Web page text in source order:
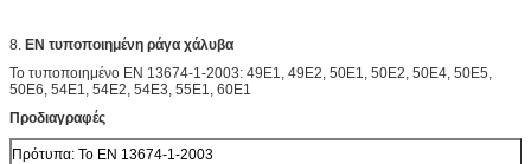
8. EN τυποποιημένη ράγα χάλυβα
Το τυποποιημένο EN 13674-1-2003: 49E1, 49E2, 50E1, 50E2, 50E4, 50E5,
50E6, 54E1, 54E2, 54E3, 55E1, 60E1
Προδιαγραφές
Πρότυπα: Το EN 13674-1-2003